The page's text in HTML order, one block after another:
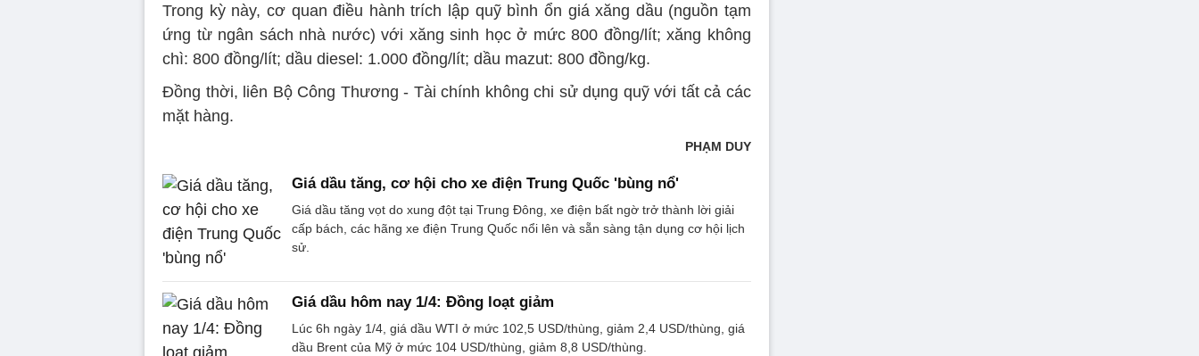
Trong kỳ này, cơ quan điều hành trích lập quỹ bình ổn giá xăng dầu (nguồn tạm
ứng từ ngân sách nhà nước) với xăng sinh học ở mức 800 đồng/lít; xăng không
chì: 800 đồng/lít; dầu diesel: 1.000 đồng/lít; dầu mazut: 800 đồng/kg.
Đồng thời, liên Bộ Công Thương - Tài chính không chi sử dụng quỹ với tất cả các
mặt hàng.
PHẠM DUY
Giá dầu tăng, cơ hội cho xe điện Trung Quốc 'bùng nổ'
Giá dầu tăng vọt do xung đột tại Trung Đông, xe điện bất ngờ trở thành lời giải
cấp bách, các hãng xe điện Trung Quốc nổi lên và sẵn sàng tận dụng cơ hội lịch
sử.
Giá dầu hôm nay 1/4: Đồng loạt giảm
Lúc 6h ngày 1/4, giá dầu WTI ở mức 102,5 USD/thùng, giảm 2,4 USD/thùng, giá
dầu Brent của Mỹ ở mức 104 USD/thùng, giảm 8,8 USD/thùng.